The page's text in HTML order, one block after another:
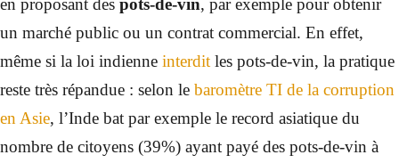
en proposant des pots-de-vin, par exemple pour obtenir
un marché public ou un contrat commercial. En effet,
même si la loi indienne interdit les pots-de-vin, la pratique
reste très répandue : selon le baromètre TI de la corruption
en Asie, l’Inde bat par exemple le record asiatique du
nombre de citoyens (39%) ayant payé des pots-de-vin à